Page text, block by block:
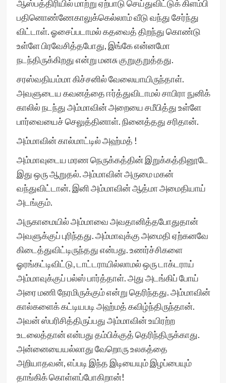
ஆஸ்பத்திரியில் மாற்று ஏற்பாடு செய்துவிட்டுக் கிளம்பி
பதினொண்ணேகாலுக்கெல்லாம் வீடு வந்து சேர்ந்து
விட்டாள். ஓசைப்படாமல் கதவைத் திறந்து கொண்டு
உள்ளே பிரவேசித்தபோது, இங்கே என்னமோ
நடந்திருக்கிறது என்று மனசு குறுகுறுத்தது.
சரஸ்வதியம்மா கிச்சனில் வேலையாயிருந்தாள்.
அவளுடைய கவனத்தை ஈர்த்துவிடாமல் சாபிரா நுனிக்
காலில் நடந்து அம்மாவின் அறையை சமீபித்து உள்ளே
பார்வையைச் செலுத்தினாள். நினைத்தது சரிதான்.
அம்மாவின் கால்மாட்டில் அஹ்மத் !
அம்மாவுடைய மரண நெருக்கத்தின் இறுக்கத்தினூடே
இது ஒரு ஆறுதல். அம்மாவின் அருமை மகன்
வந்துவிட்டான். இனி அம்மாவின் ஆத்மா அமைதியாய்
அடங்கும்.
அருகாமையில் அம்மாவை அவதானித்தபோதுதான்
அவளுக்குப் புரிந்தது. அம்மாவுக்கு அமைதி ஏற்கனவே
கிடைத்துவிட்டிருந்தது என்பது. உணர்ச்சிகளை
ஓரங்கட்டிவிட்டு, டாட்டராயில்லாமல் ஒரு டாக்டராய்
அம்மாவுக்குப் பல்ஸ் பார்த்தாள். அது அடங்கிப் போய்
அரை மணி நேரமிருக்கும் என்று தெரிந்தது. அம்மாவின்
கால்களைக் கட்டியபடி அஹ்மத் கவிழ்ந்திருந்தான்.
அவன் ஸ்பரிசித்திருப்பது அம்மாவின் உயிரற்ற
உடலைத்தான் என்பது தம்பிக்குத் தெரிந்திருக்காது.
அன்னையையல்லாது வேறொரு உலகத்தை
அறியாதவன், எப்படி இந்த இடியையும் இழப்பையும்
தாங்கிக் கொள்ளப்போகிறான்!